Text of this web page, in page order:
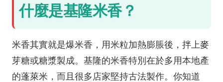
什麼是基隆米香？
米香其實就是爆米香，用米粒加熱膨脹後，拌上麥
芽糖或糖漿製成。基隆的米香特別在於多用本地產
的蓬萊米，而且很多店家堅持古法製作。你知道